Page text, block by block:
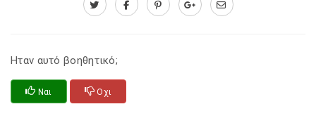
Ηταν αυτό βοηθητικό;
Ναι Οχι